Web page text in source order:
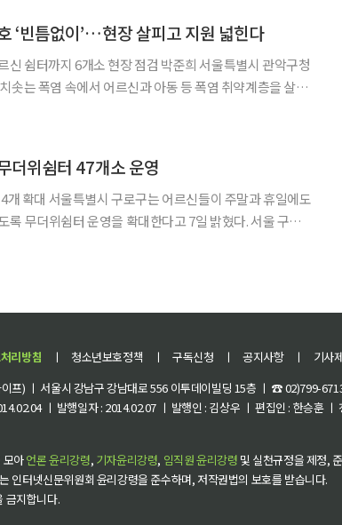
‘빈틈없이’…현장 살피고 지원 넓힌다
소 현장 점검 박준희 서울특별시 관악구청
솟는 폭염 속에서 어르신과 아동 등 폭염 취약계층을 살피
더위쉼터 47개소 운영
주말과 휴일에도
더위쉼터 운영을 확대한다고 7일 밝혔다. 서울 구로
리방침 ㅣ 청소년보호정책 ㅣ 구독신청 ㅣ 공지사항 ㅣ 기사
프) ㅣ 서울시 강남구 강남대로 556 이투데이빌딩 15층 ㅣ ☎ 02)799-
ㅣ 발행일자 : 2014.02.07 ㅣ 발행인 : 김상우 ㅣ 편집인 : 한승훈
모아언론 윤리강령, 기자윤리강령, 임직원 윤리강령 및 실천규정을 제정,
인터넷신문위원회 윤리강령을 준수하며, 저작권법의 보호를 받습니다.
금지합니다.